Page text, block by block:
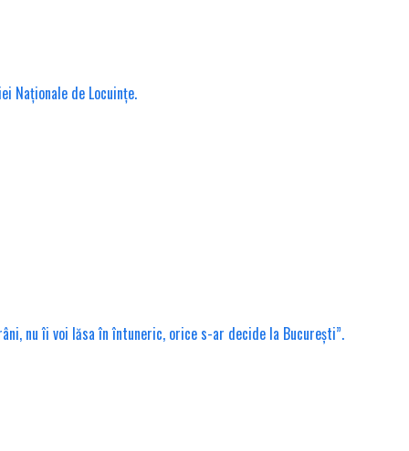
Naționale de Locuințe.
nu îi voi lăsa în întuneric, orice s-ar decide la București”.